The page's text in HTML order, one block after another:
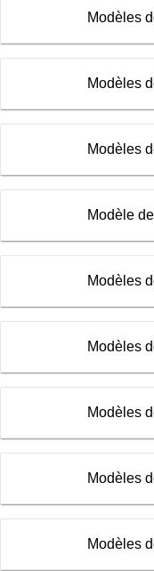
Modèles
Modèles
Modèles
Modèle
Modèles
Modèles
Modèles
Modèles
Modèles